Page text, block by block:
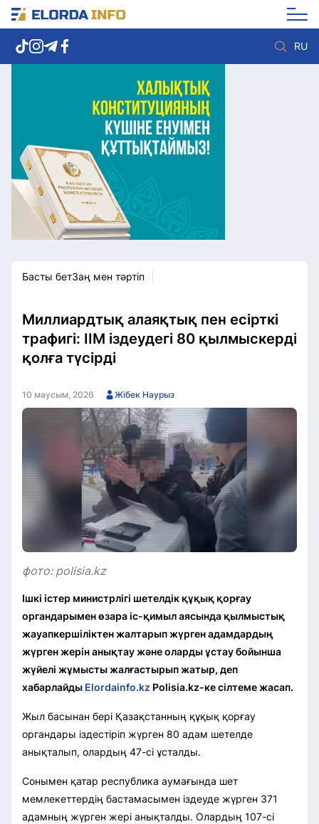
RU
Елорда жаңалықтары
Көзқарас
Саясат
Видео
Әлеумет
Экономика
Спорт
Мәдениет
Басты бетЗаң мен тәртіп
Миллиардтық алаяқтық пен есірткі
трафигі: ІІМ іздеудегі 80 қылмыскерді
қолға түсірді
10 маусым, 2026 Жібек Наурыз
фото: polisia.kz
Ішкі істер министрлігі шетелдік құқық қорғау
органдарымен өзара іс-қимыл аясында қылмыстық
жауапкершіліктен жалтарып жүрген адамдардың
жүрген жерін анықтау және оларды ұстау бойынша
жүйелі жұмысты жалғастырып жатыр, деп
хабарлайды Elordainfo.kz Polisia.kz-ке сілтеме жасап.
Жыл басынан бері Қазақстанның құқық қорғау
органдары іздестіріп жүрген 80 адам шетелде
анықталып, олардың 47-сі ұсталды.
Сонымен қатар республика аумағында шет
мемлекеттердің бастамасымен іздеуде жүрген 371
адамның жүрген жері анықталды. Олардың 107-сі